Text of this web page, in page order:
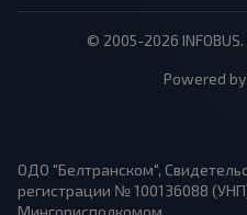
© 2005-2026
Powered
ОДО "Белтранском",
регистрации № 100136088